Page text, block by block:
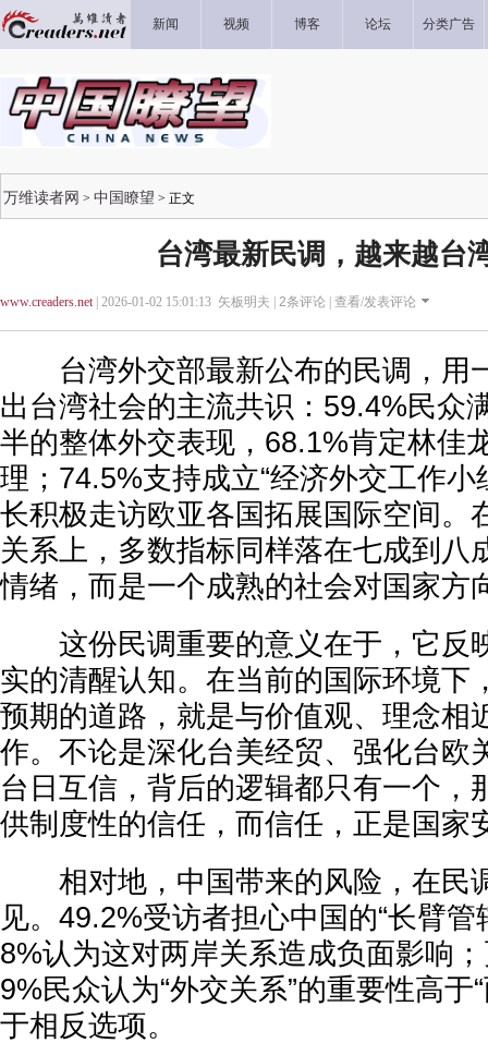
新闻 视频 博客 论坛 分类广告
万维读者网 > 中国瞭望 > 正文
台湾最新民调，越来越台
www.creaders.net| 2026-01-02 15:01:13 矢板明夫 | 2条评论 | 查看/发表评论
台湾外交部最新公布的民调，用
出台湾社会的主流共识：59.4%民众
半的整体外交表现，68.1%肯定林佳
理；74.5%支持成立“经济外交工作小
长积极走访欧亚各国拓展国际空间。
关系上，多数指标同样落在七成到八
情绪，而是一个成熟的社会对国家方
这份民调重要的意义在于，它反
实的清醒认知。在当前的国际环境下
预期的道路，就是与价值观、理念相
作。不论是深化台美经贸、强化台欧
台日互信，背后的逻辑都只有一个，
供制度性的信任，而信任，正是国家
相对地，中国带来的风险，在民
见。49.2%受访者担心中国的“长臂
8%认为这对两岸关系造成负面影响
9%民众认为“外交关系”的重要性高于
于相反选项。